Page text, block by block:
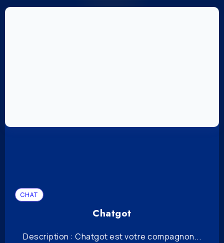
CHAT
Chatgot
Description : Chatgot est votre compagnon...